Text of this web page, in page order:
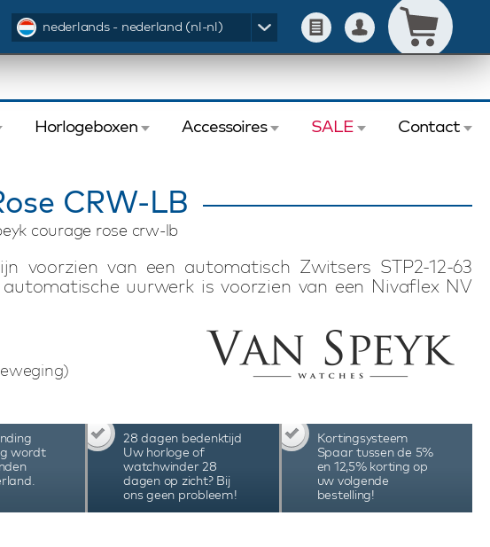
nederlands - nederland (nl-nl)
Horlogeboxen Accessoires SALE Contact
CRW-LB
courage rose crw-lb
voorzien van een automatisch Zwitsers STP2-12-63
uurwerk is voorzien van een Nivaflex NV
aan dit Van Speyk Courage CRW-LB horloge is
de originele maanfase. De gepolijste rosé kleurige
een zeer fraaie vorm en is voorzien van een met de
horlogeband met quick release systeem en
Courage horloge voorzien van het uiterst sterke
en vouwsluiting. De Van Speyk Courage horloges zijn
Speyk Courage CRW-LB horloge wordt geleverd in
certificaat en 3 jaar internationale garantie.
wordt
28 dagen bedenktijd
Uw horloge of
watchwinder 28
dagen op zicht? Bij
ons geen probleem!
Kortingsysteem
Spaar tussen de 5%
en 12,5% korting op
uw volgende
bestelling!